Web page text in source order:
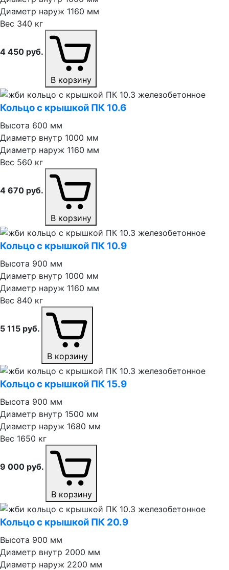
Диаметр наруж 1160 мм
Вес 340 кг
4 450 руб.
В корзину
Кольцо с крышкой ПК 10.6
Высота 600 мм
Диаметр внутр 1000 мм
Диаметр наруж 1160 мм
Вес 560 кг
4 670 руб.
В корзину
Кольцо с крышкой ПК 10.9
Высота 900 мм
Диаметр внутр 1000 мм
Диаметр наруж 1160 мм
Вес 840 кг
5 115 руб.
В корзину
Кольцо с крышкой ПК 15.9
Высота 900 мм
Диаметр внутр 1500 мм
Диаметр наруж 1680 мм
Вес 1650 кг
9 000 руб.
В корзину
Кольцо с крышкой ПК 20.9
Высота 900 мм
Диаметр внутр 2000 мм
Диаметр наруж 2200 мм